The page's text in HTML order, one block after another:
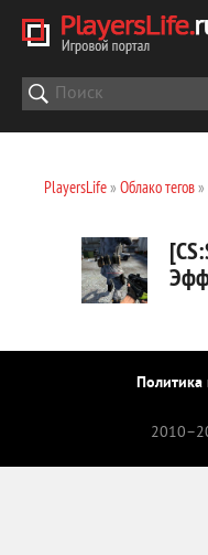
PlayersLife» Облако тегов
Политика
2010–